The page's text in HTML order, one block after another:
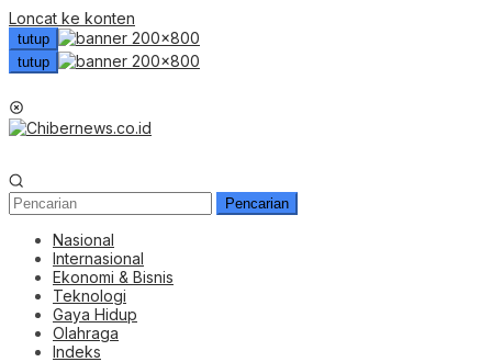
Loncat ke konten
tutup
tutup
Pencarian
Nasional
Internasional
Ekonomi & Bisnis
Teknologi
Gaya Hidup
Olahraga
Indeks